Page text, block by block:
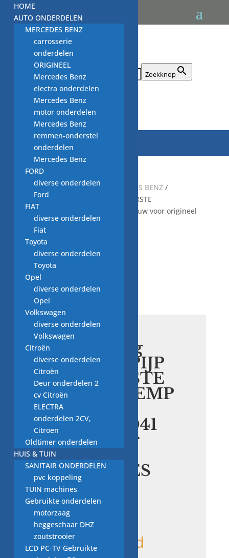
Zoek naar: Zoekknop
Start/auto onderdelen MERCEDES BENZ/
Afdichtring UITLAATPIJP OP VOORSTE
GELUIDDEMPER A1269970041 nieuw voor origineel
MERCEDES BENZ
Afdichtring
UITLAATPIJP
OP VOORSTE
GELUIDDEMP
ER
A1269970041
nieuw voor
origineel
MERCEDES
BENZ
€6,00
1 op voorraad
HOME
AUTO ONDERDELEN
MERCEDES BENZ
carrosserie
onderdelen
ORIGINEEL
Mercedes Benz
electra onderdelen
Mercedes Benz
motor onderdelen
Mercedes Benz
remmen-onderstel
onderdelen
Mercedes Benz
FORD
diverse onderdelen
Ford
FIAT
diverse onderdelen
Fiat
Toyota
diverse onderdelen
Toyota
Opel
diverse onderdelen
Opel
Volkswagen
diverse onderdelen
Volkswagen
Citroën
diverse onderdelen
Citroën
Deur onderdelen 2
cv Citroën
ELECTRA
onderdelen 2CV,
Citroen
Oldtimer onderdelen
HUIS & TUIN
SANITAIR ONDERDELEN
pvc koppeling
TUIN machines
Gebruikte onderdelen
motorzaag
heggeschaar DHZ
zoutstrooier
LCD PC-TV Gebruikte